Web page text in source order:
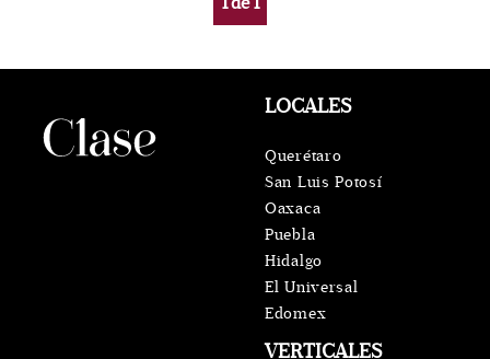
VERTICALES
LOCALES
Querétaro
San Luis Potosí
Oaxaca
Puebla
Hidalgo
El Universal
Edomex